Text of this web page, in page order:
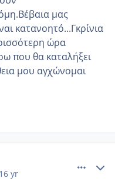
μας
κατανοητό...Γκρίνια
ώρα
που θα καταλήξει
μου αγχώνομαι
yr